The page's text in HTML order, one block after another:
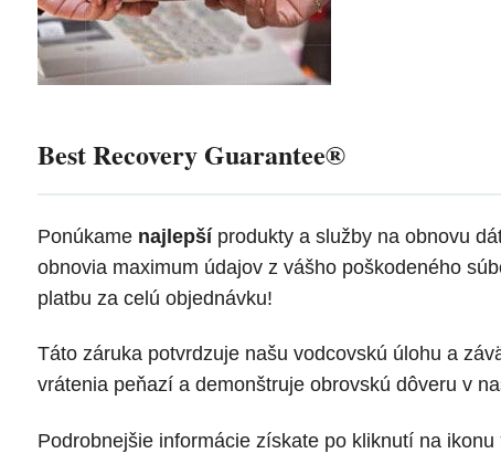
Best Recovery Guarantee®
Ponúkame najlepšíprodukty a služby na obnovu
obnovia maximum údajov z vášho poškodeného
platbu za celú objednávku!
Táto záruka potvrdzuje našu vodcovskú úlohu a
vrátenia peňazí a demonštruje obrovskú dôveru v
Podrobnejšie informácie získate po kliknutí na ikonu